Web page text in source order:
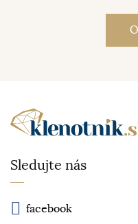
Sledujte nás
facebook